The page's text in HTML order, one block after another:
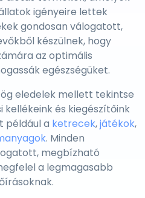
igényeire lettek
gondosan válogatott,
készülnek, hogy
az optimális
egészségüket.
eledelek mellett tekintse
és kiegészítőink
például a ketrecek,játékok,
. Minden
megbízható
a legmagasabb